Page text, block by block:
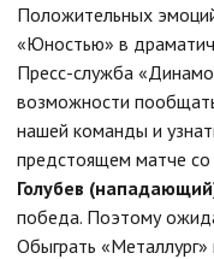
Положительных
«Юностью» в
Пресс-служба
возможности
нашей команды и
предстоящем матче
Голубев
победа. Поэтому
Обыграть